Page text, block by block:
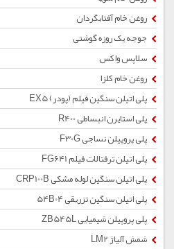
روغن خام آفتابگردان
جوجه یک روزه گوشتی
سلاپس واکس
روغن خام کلزا
پلی اتیلن سنگین فیلم (پودر) EX5
پلی استایرن انبساطی R400
پلی پروپیلن نساجی F30G
پلی اتیلن ترفتالات فیلم FG641
پلی اتیلن سنگین لوله مشکی CRP100B
پلی اتیلن سنگین تزریقی 54B04
پلی پروپیلن شیمیایی ZB545L
شمش آلیاژ LM2